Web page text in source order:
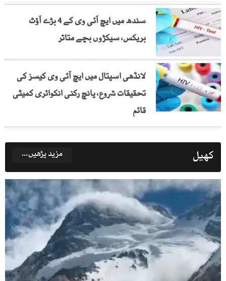
سندھ میں ایچ آئی وی کے 4 بڑے آؤٹ
بریکس، سیکڑوں بچے متاثر
لانڈھی اسپتال میں ایچ آئی وی کیسز کی
تحقیقات شروع، پانچ رکنی انکوائری کمیٹی
قائم
کھیل مزید پڑھیں...